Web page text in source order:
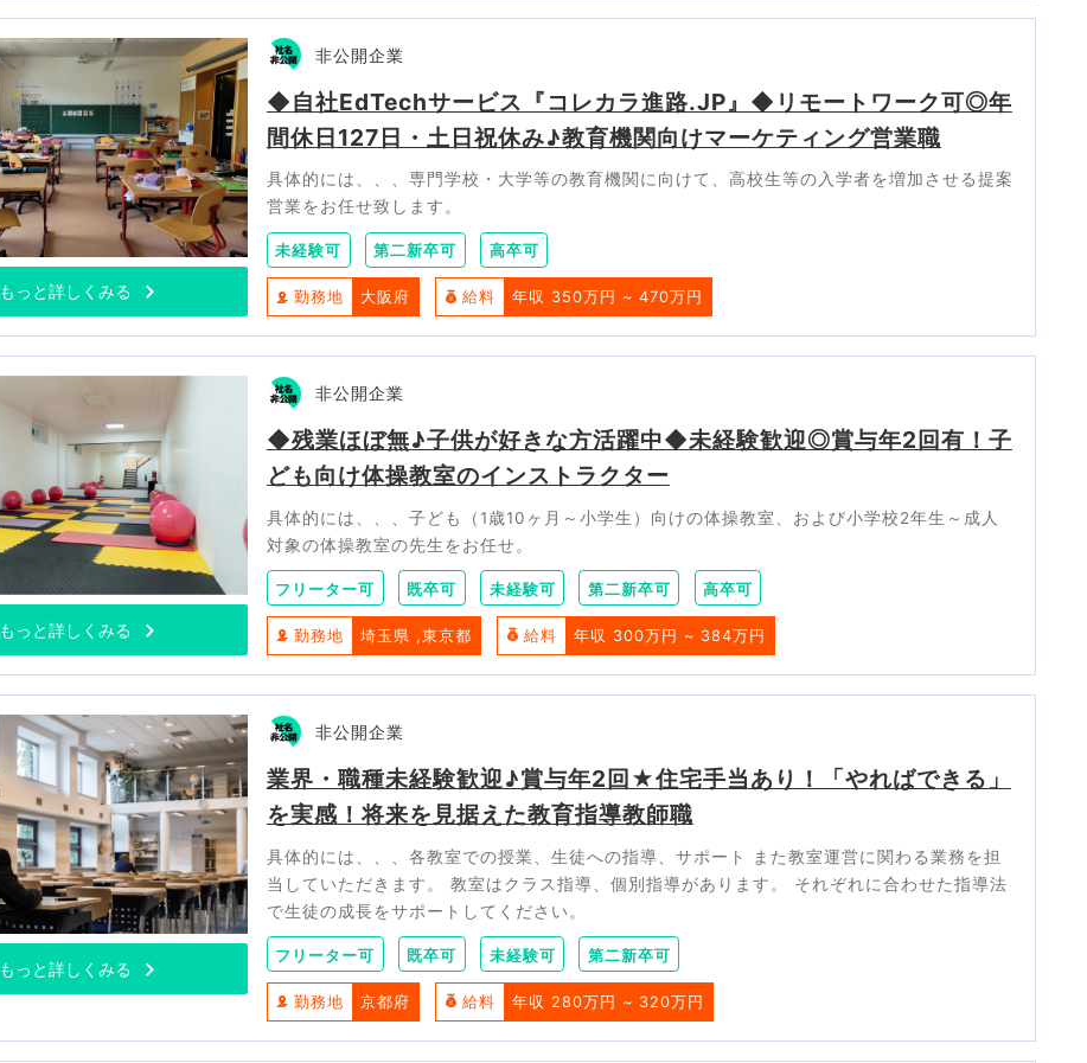
もっと詳しくみる
非公開企業
◆自社EdTechサービス『コレカラ進路.JP』◆リモートワーク可◎年
間休日127日・土日祝休み♪教育機関向けマーケティング営業職
具体的には、、、専門学校・大学等の教育機関に向けて、高校生等の入学者を増加させる提案
営業をお任せ致します。
未経験可 第二新卒可 高卒可
勤務地 大阪府 給料 年収 350万円 ~ 470万円
もっと詳しくみる
非公開企業
◆残業ほぼ無♪子供が好きな方活躍中◆未経験歓迎◎賞与年2回有！子
ども向け体操教室のインストラクター
具体的には、、、子ども（1歳10ヶ月～小学生）向けの体操教室、および小学校2年生～成人
対象の体操教室の先生をお任せ。
フリーター可 既卒可 未経験可 第二新卒可 高卒可
勤務地 埼玉県 東京都 給料 年収 300万円 ~ 384万円
もっと詳しくみる
非公開企業
業界・職種未経験歓迎♪賞与年2回★住宅手当あり！「やればできる」
を実感！将来を見据えた教育指導教師職
具体的には、、、各教室での授業、生徒への指導、サポート また教室運営に関わる業務を担
当していただきます。 教室はクラス指導、個別指導があります。 それぞれに合わせた指導法
で生徒の成長をサポートしてください。
フリーター可 既卒可 未経験可 第二新卒可
勤務地 京都府 給料 年収 280万円 ~ 320万円